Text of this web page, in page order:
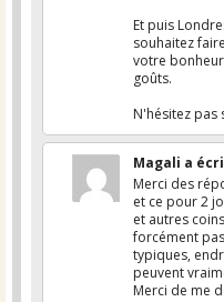
Et puis
souhaitez
votre
goûts.
N'hésitez pas
Magali a
Merci des
et ce pour 2
et autres
forcément
typiques,
peuvent
Merci de me